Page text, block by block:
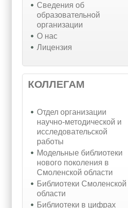
Cведения об
образовательной
организации
О нас
Лицензия
КОЛЛЕГАМ
Отдел организации
научно-методической и
исследовательской
работы
Модельные библиотеки
нового поколения в
Смоленской области
Библиотеки Смоленской
области
Библиотеки в цифрах